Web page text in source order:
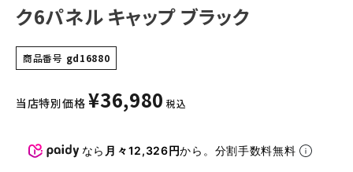
その他バッグ類
スニーカー・ブーツ
アクセサリー
COLLABORATION BRAND
ク6パネル キャップ ブラック
商品番号 gd16880
当店特別価格 ¥36,980 税込
なら 月々12,326円から。分割手数料無料